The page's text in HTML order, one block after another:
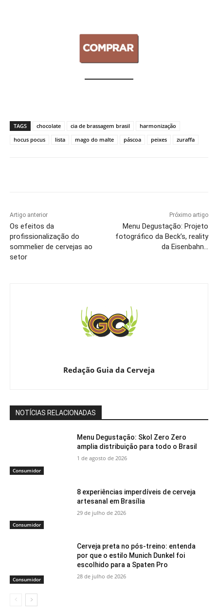
TAGS chocolate cia de brassagem brasil
harmonização
hocus pocus
lista mago do malte páscoa peixes zuraffa
Artigo anterior
Os efeitos da
profissionalização do
sommelier de cervejas ao
setor
Próximo artigo
Menu Degustação: Projeto
fotográfico da Beck’s, reality
da Eisenbahn…
Redação Guia da Cerveja
NOTÍCIAS RELACIONADAS
Consumidor
Menu Degustação: Skol Zero Zero
amplia distribuição para todo o Brasil
1 de agosto de 2026
Consumidor
8 experiências imperdíveis de cerveja
artesanal em Brasília
29 de julho de 2026
Consumidor
Cerveja preta no pós-treino: entenda
por que o estilo Munich Dunkel foi
escolhido para a Spaten Pro
28 de julho de 2026